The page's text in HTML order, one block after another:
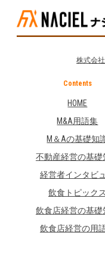
株式会
Contents
HOME
M&A用語集
M＆Aの基礎知
不動産経営の基礎
経営者インタビ
飲食トピックス
飲食店経営の基礎
飲食店経営の用